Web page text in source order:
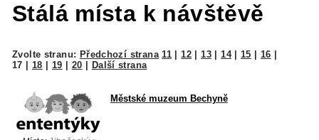
Stálá místa k návštěvě
Zvolte stranu: Předchozí strana 11 |12 |13|14|15 16
17
18 19 20 Další strana
Městské muzeum Bechyně